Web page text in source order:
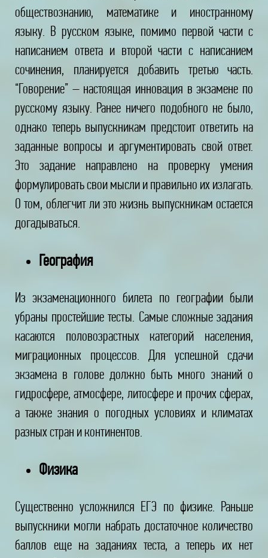
обществознанию, математике и иностранному
языку. В русском языке, помимо первой части с
написанием ответа и второй части с написанием
сочинения, планируется добавить третью часть.
“Говорение” – настоящая инновация в экзамене по
русскому языку. Ранее ничего подобного не было,
однако теперь выпускникам предстоит ответить на
заданные вопросы и аргументировать свой ответ.
Это задание направлено на проверку умения
формулировать свои мысли и правильно их излагать.
О том, облегчит ли это жизнь выпускникам остается
догадываться.
География
Из экзаменационного билета по географии были
убраны простейшие тесты. Самые сложные задания
касаются половозрастных категорий населения,
миграционных процессов. Для успешной сдачи
экзамена в голове должно быть много знаний о
гидросфере, атмосфере, литосфере и прочих сферах,
а также знания о погодных условиях и климатах
разных стран и континентов.
Физика
Существенно усложнился ЕГЭ по физике. Раньше
выпускники могли набрать достаточное количество
баллов еще на заданиях теста, а теперь их нет